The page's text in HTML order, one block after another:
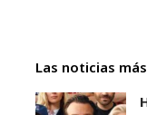
Las noticias